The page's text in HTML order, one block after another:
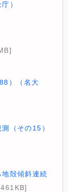
）
）（名大
（その15）
殻傾斜連続